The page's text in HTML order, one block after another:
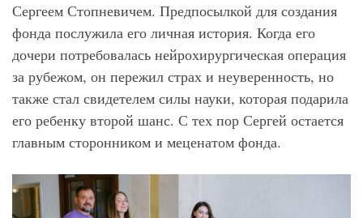
Сергеем Стопневичем. Предпосылкой для создания
фонда послужила его личная история. Когда его
дочери потребовалась нейрохирургическая операция
за рубежом, он пережил страх и неуверенность, но
также стал свидетелем силы науки, которая подарила
его ребенку второй шанс. С тех пор Сергей остается
главным сторонником и меценатом фонда.